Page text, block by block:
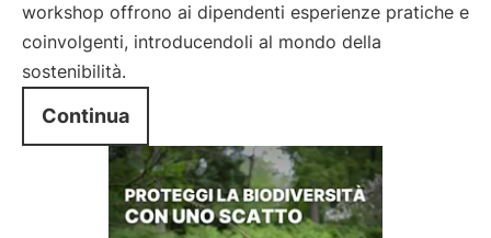
workshop offrono ai dipendenti esperienze pratiche e
coinvolgenti, introducendoli al mondo della
sostenibilità.
Continua